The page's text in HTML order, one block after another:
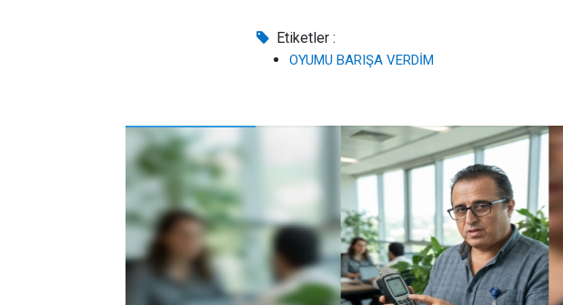
Etiketler :
OYUMU BARIŞA VERDİM